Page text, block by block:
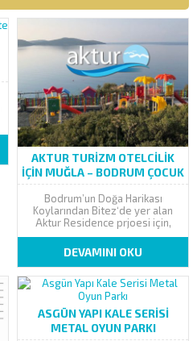
AKTUR TURIZM OTELCILIK
IÇIN MUĞLA – BODRUM ÇOCUK
OYUN PARKLARI
Bodrum’un Doğa Harikası
Koylarından Bitez‘de yer alan
Aktur Residence prjoesi için,
AKTUR A.Ş.’nin tercihi de
STEPPARK çocuk oyun parkları
oldu. Muğla – Bodrum şehir
merkezine 8 km uzaklıkta olan,
Aktur Residence’ın tercih ettiği
oyun parkları, metal ve ahşap
taşıyıcı modellerden...
DEVAMINI OKU
ASGÜN YAPI KALE SERISI
METAL OYUN PARKI